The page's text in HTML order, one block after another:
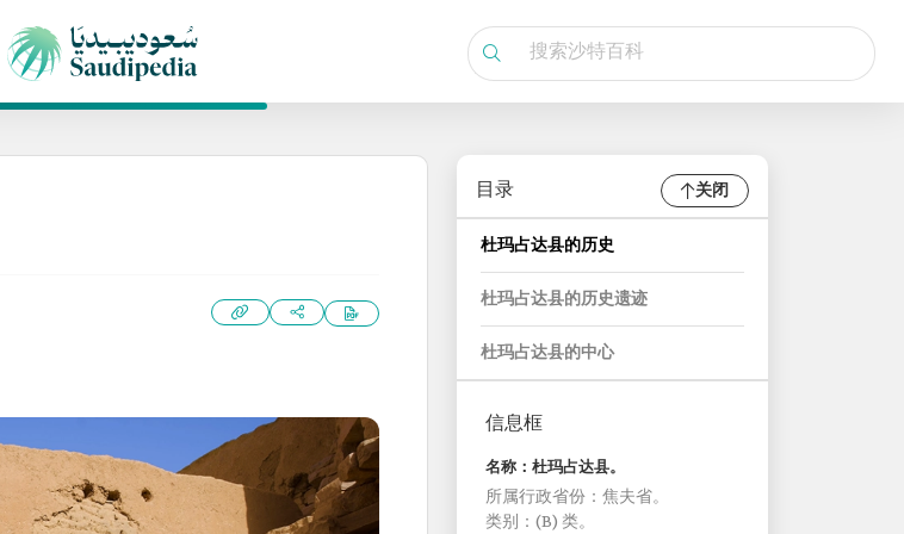
目录 关闭
杜玛占达县的历史
杜玛占达县的历史遗迹
杜玛占达县的中心
信息框
名称：杜玛占达县。
所属行政省份：焦夫省。
类别：(B) 类。